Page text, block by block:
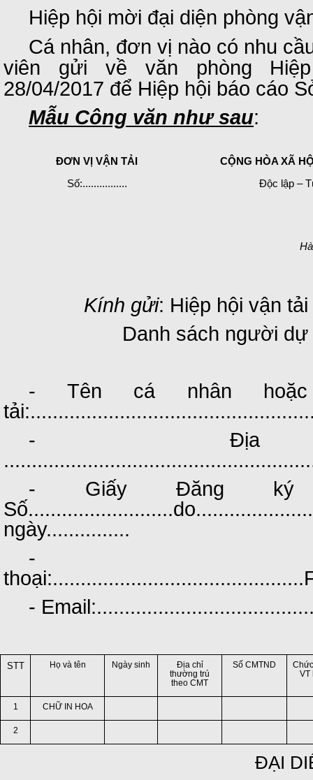
Hiệp hội mời đại diện phòng
Cá nhân, đơn vị nào có nhu
viên gửi về văn phòng
28/04/2017 để Hiệp hội báo cáo
Mẫu Công văn như sau:
ĐƠN VỊ VẬN TẢI
Số:................
CỘNG HÒA XÃ
Độc lập –
Kính gửi: Hiệp hội vận
Danh sách người dự
- Tên cá nhân
- Địa
- Giấy Đăng ký
ngày...............
-
-
STT Họ và tên Ngày sinh
Địa chỉ
thường trú
theo CMT
Số CMTND
VT
1 CHỮ IN HOA
2
ĐẠI